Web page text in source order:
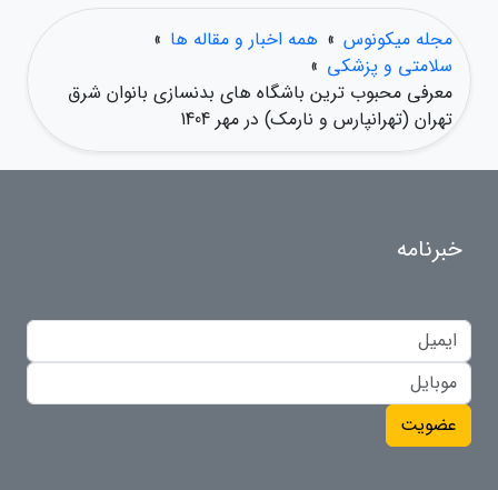
مجله میکونوس » همه اخبار و مقاله ها »
سلامتی و پزشکی »
معرفی محبوب ترین باشگاه های بدنسازی بانوان شرق
تهران (تهرانپارس و نارمک) در مهر 1404
خبرنامه
عضویت